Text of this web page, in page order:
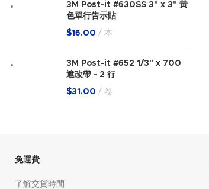
3M Post-it #630SS 3" x 3" 黃
色單行告示貼
$16.00 本
3M Post-it #652 1/3" x 700
遮改帶 - 2 行
$31.00 卷
免運費
了解交貨時間